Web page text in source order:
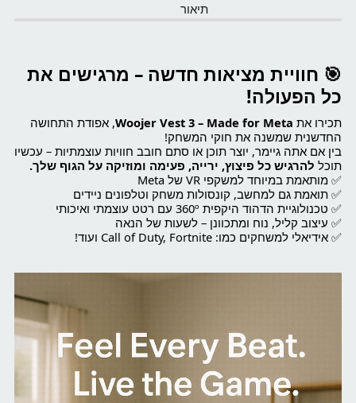
תיאור
🎯 חוויית מציאות חדשה – מרגישים את
כל הפעולה!
תכירו את Woojer Vest 3 – Made for Meta, אפודת התחושה
החדשנית שמשנה את חוקי המשחק!
בין אם אתה גיימר, יוצר תוכן או סתם חובב חוויות עוצמתיות – עכשיו
תוכל להרגיש כל פיצוץ, ירייה, פעימה ומוזיקה על הגוף שלך.
✅ מותאמת במיוחד למשקפי VR של Meta
✅ תואמת גם למחשב, קונסולות משחק וטלפונים ניידים
✅ טכנולוגיית הדהוד היקפית 360º עם רטט עוצמתי ואיכותי
✅ עיצוב קליל, נוח ומתכוונן – לשעות של הנאה
✅ אידיאלי למשחקים כמו: Call of Duty, Fortnite ועוד!